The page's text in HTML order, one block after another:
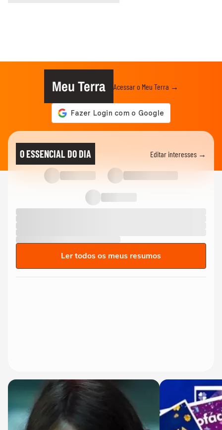
Meu Terra Acessar o Meu Terra →
O ESSENCIAL DO DIA Editar interesses →
Ler todos os meus resumos